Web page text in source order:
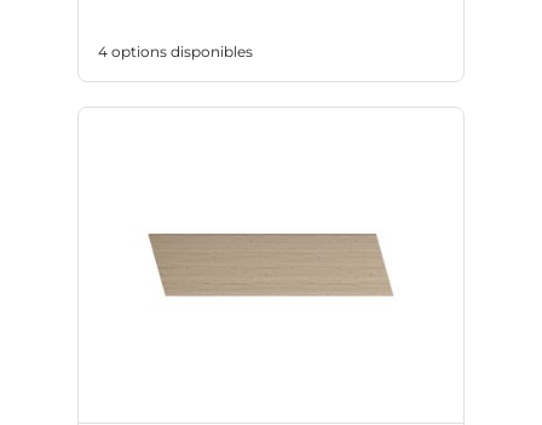
4 options disponibles